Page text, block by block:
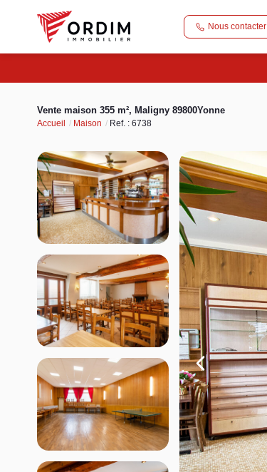
Nous contacter
Vente maison 355 m², Maligny 89800Yonne
Accueil Maison Ref. : 6738